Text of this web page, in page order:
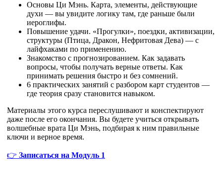
Основы Ци Мэнь. Карта, элементы, действующие
духи — вы увидите логику там, где раньше были
иероглифы.
Повышение удачи. «Прогулки», поездки, активизации,
структуры (Птица, Дракон, Нефритовая Дева) — с
лайфхаками по применению.
Знакомство с прогнозированием. Как задавать
вопросы, чтобы получать верные ответы. Как
принимать решения быстро и без сомнений.
6 практических занятий с разбором карт студентов —
где теория сразу становится навыком.
Материалы этого курса переслушивают и конспектируют
даже после его окончания. Вы будете учиться открывать
волшебные врата Ци Мэнь, подбирая к ним правильные
ключи и верное время.
👉 Записаться на Модуль 1